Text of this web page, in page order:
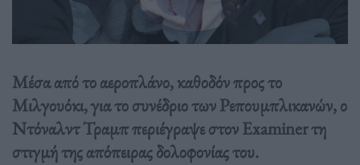
Μέσα από το αεροπλάνο, καθοδόν προς το
Μιλγουόκι, για το συνέδριο των Ρεπουμπλικανών, ο
Ντόναλντ Τραμπ περιέγραψε στον Examiner τη
στιγμή της απόπειρας δολοφονίας του.